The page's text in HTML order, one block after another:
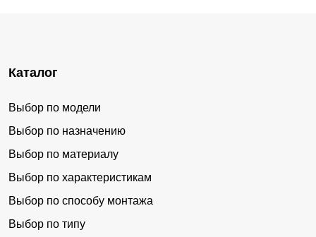
Каталог
Выбор по модели
Выбор по назначению
Выбор по материалу
Выбор по характеристикам
Выбор по способу монтажа
Выбор по типу